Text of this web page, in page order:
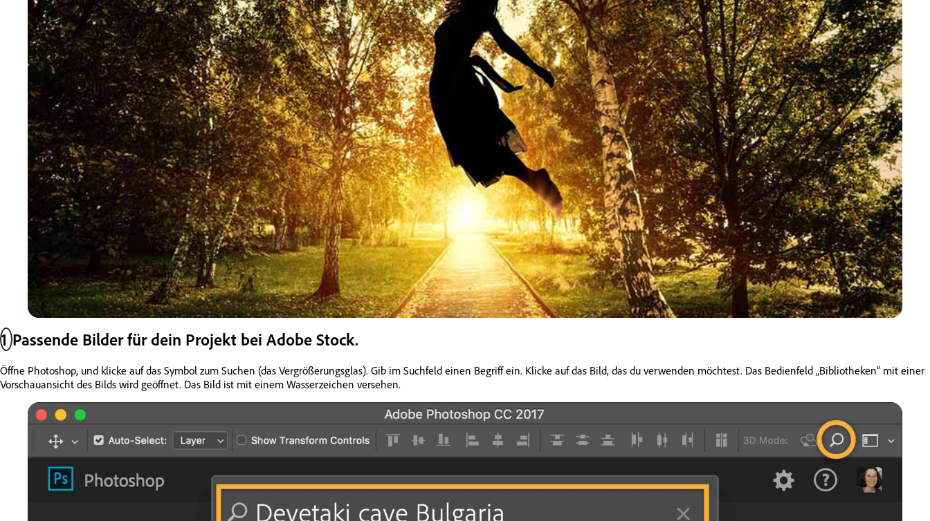
1Passende Bilder für dein Projekt bei Adobe Stock.
Öffne Photoshop, und klicke auf das Symbol zum Suchen (das Vergrößerungsglas). Gib im Suchfeld einen Begriff ein. Klicke auf das Bild, das du verwenden möchtest. Das Bedienfeld „Bibliotheken“ mit einer
Vorschauansicht des Bilds wird geöffnet. Das Bild ist mit einem Wasserzeichen versehen.